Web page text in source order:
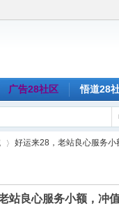
广告28社区 悟道28
›
好运来28，老站良心服务
站良心服务小额，冲